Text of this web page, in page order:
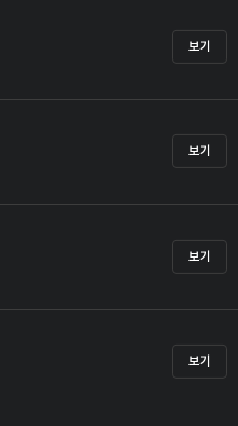
보기
보기
보기
보기